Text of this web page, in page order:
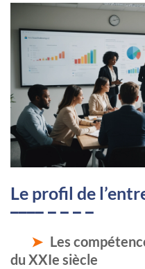
Le profil de
Les
du XXIe siècle